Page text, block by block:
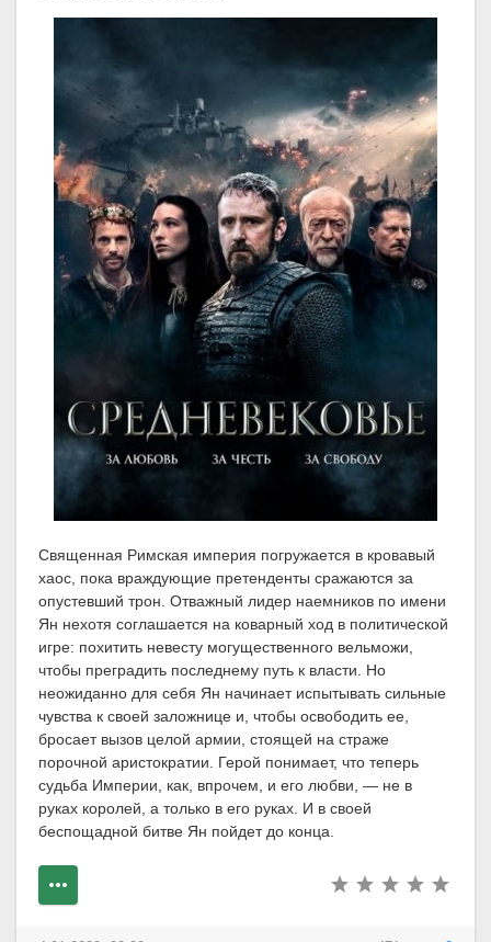
Священная Римская империя погружается в кровавый
хаос, пока враждующие претенденты сражаются за
опустевший трон. Отважный лидер наемников по имени
Ян нехотя соглашается на коварный ход в политической
игре: похитить невесту могущественного вельможи,
чтобы преградить последнему путь к власти. Но
неожиданно для себя Ян начинает испытывать сильные
чувства к своей заложнице и, чтобы освободить ее,
бросает вызов целой армии, стоящей на страже
порочной аристократии. Герой понимает, что теперь
судьба Империи, как, впрочем, и его любви, — не в
руках королей, а только в его руках. И в своей
беспощадной битве Ян пойдет до конца.